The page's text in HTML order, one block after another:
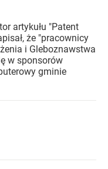
artykułu "Patent
że "pracownicy
i Gleboznawstwa
w sponsorów
gminie